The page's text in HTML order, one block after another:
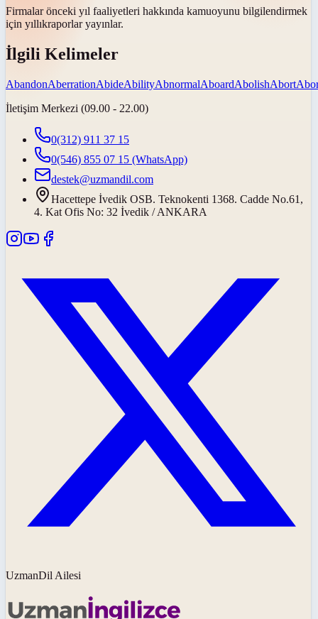
Firmalar önceki yıl faaliyetleri hakkında kamuoyunu bilgilendirmek
için yıllıkraporlar yayınlar.
İlgili Kelimeler
AbandonAberrationAbideAbilityAbnormalAboardAbolishAbort
İletişim Merkezi (09.00 - 22.00)
0(312) 911 37 15
0(546) 855 07 15 (WhatsApp)
destek@uzmandil.com
Hacettepe İvedik OSB. Teknokenti 1368. Cadde No.61,
4. Kat Ofis No: 32 İvedik / ANKARA
UzmanDil Ailesi